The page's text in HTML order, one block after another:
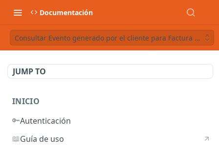
Documentación
Consultar Evento generado por el cliente para Factura a
JUMP TO
INICIO
🔑Autenticación
📖Guía de uso